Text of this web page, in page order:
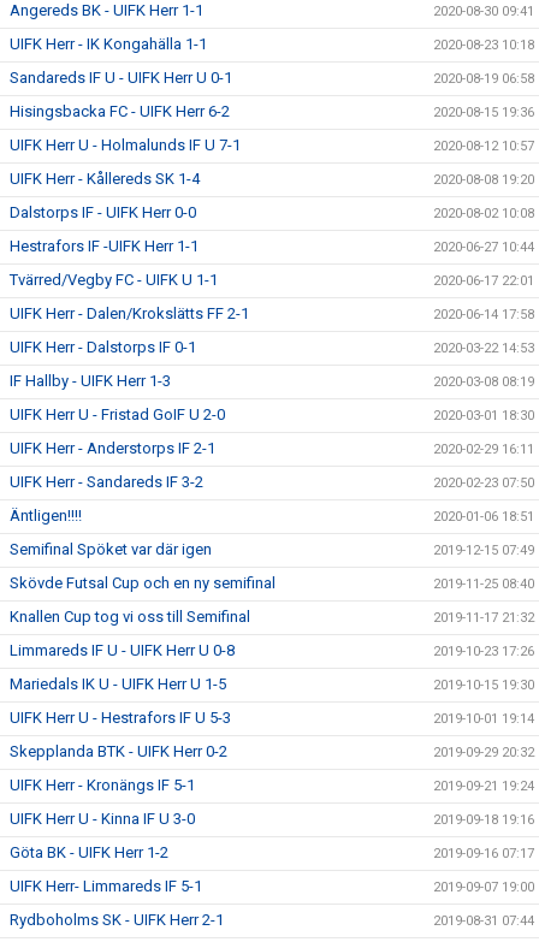
Angereds BK - UIFK Herr 1-1 2020-08-30 09:41
UIFK Herr - IK Kongahälla 1-1 2020-08-23 10:18
Sandareds IF U - UIFK Herr U 0-1 2020-08-19 06:58
Hisingsbacka FC - UIFK Herr 6-2 2020-08-15 19:36
UIFK Herr U - Holmalunds IF U 7-1 2020-08-12 10:57
UIFK Herr - Kållereds SK 1-4 2020-08-08 19:20
Dalstorps IF - UIFK Herr 0-0 2020-08-02 10:08
Hestrafors IF -UIFK Herr 1-1 2020-06-27 10:44
Tvärred/Vegby FC - UIFK U 1-1 2020-06-17 22:01
UIFK Herr - Dalen/Krokslätts FF 2-1 2020-06-14 17:58
UIFK Herr - Dalstorps IF 0-1 2020-03-22 14:53
IF Hallby - UIFK Herr 1-3 2020-03-08 08:19
UIFK Herr U - Fristad GoIF U 2-0 2020-03-01 18:30
UIFK Herr - Anderstorps IF 2-1 2020-02-29 16:11
UIFK Herr - Sandareds IF 3-2 2020-02-23 07:50
Äntligen!!!! 2020-01-06 18:51
Semifinal Spöket var där igen 2019-12-15 07:49
Skövde Futsal Cup och en ny semifinal 2019-11-25 08:40
Knallen Cup tog vi oss till Semifinal 2019-11-17 21:32
Limmareds IF U - UIFK Herr U 0-8 2019-10-23 17:26
Mariedals IK U - UIFK Herr U 1-5 2019-10-15 19:30
UIFK Herr U - Hestrafors IF U 5-3 2019-10-01 19:14
Skepplanda BTK - UIFK Herr 0-2 2019-09-29 20:32
UIFK Herr - Kronängs IF 5-1 2019-09-21 19:24
UIFK Herr U - Kinna IF U 3-0 2019-09-18 19:16
Göta BK - UIFK Herr 1-2 2019-09-16 07:17
UIFK Herr- Limmareds IF 5-1 2019-09-07 19:00
Rydboholms SK - UIFK Herr 2-1 2019-08-31 07:44